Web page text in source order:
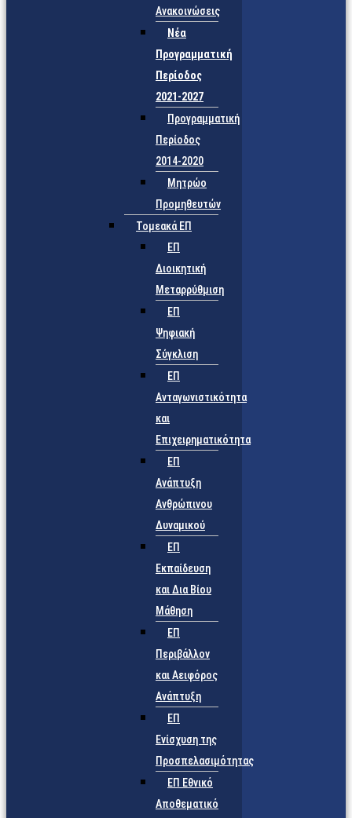
Ανακοινώσεις
Νέα
Προγραμματική
Περίοδος
2021-2027
Προγραμματική
Περίοδος
2014-2020
Μητρώο
Προμηθευτών
Τομεακά ΕΠ
ΕΠ
Διοικητική
Μεταρρύθμιση
ΕΠ
Ψηφιακή
Σύγκλιση
ΕΠ
Ανταγωνιστικότητα
και
Επιχειρηματικότητα
ΕΠ
Ανάπτυξη
Ανθρώπινου
Δυναμικού
ΕΠ
Εκπαίδευση
και Δια Βίου
Μάθηση
ΕΠ
Περιβάλλον
και Αειφόρος
Ανάπτυξη
ΕΠ
Ενίσχυση της
Προσπελασιμότητας
ΕΠ Εθνικό
Αποθεματικό